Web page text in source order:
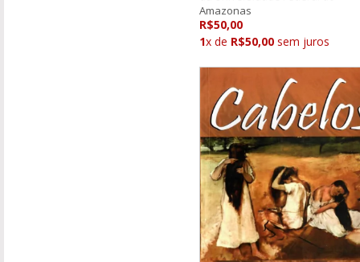
Amazonas
R$50,00
1x de R$50,00 sem juros